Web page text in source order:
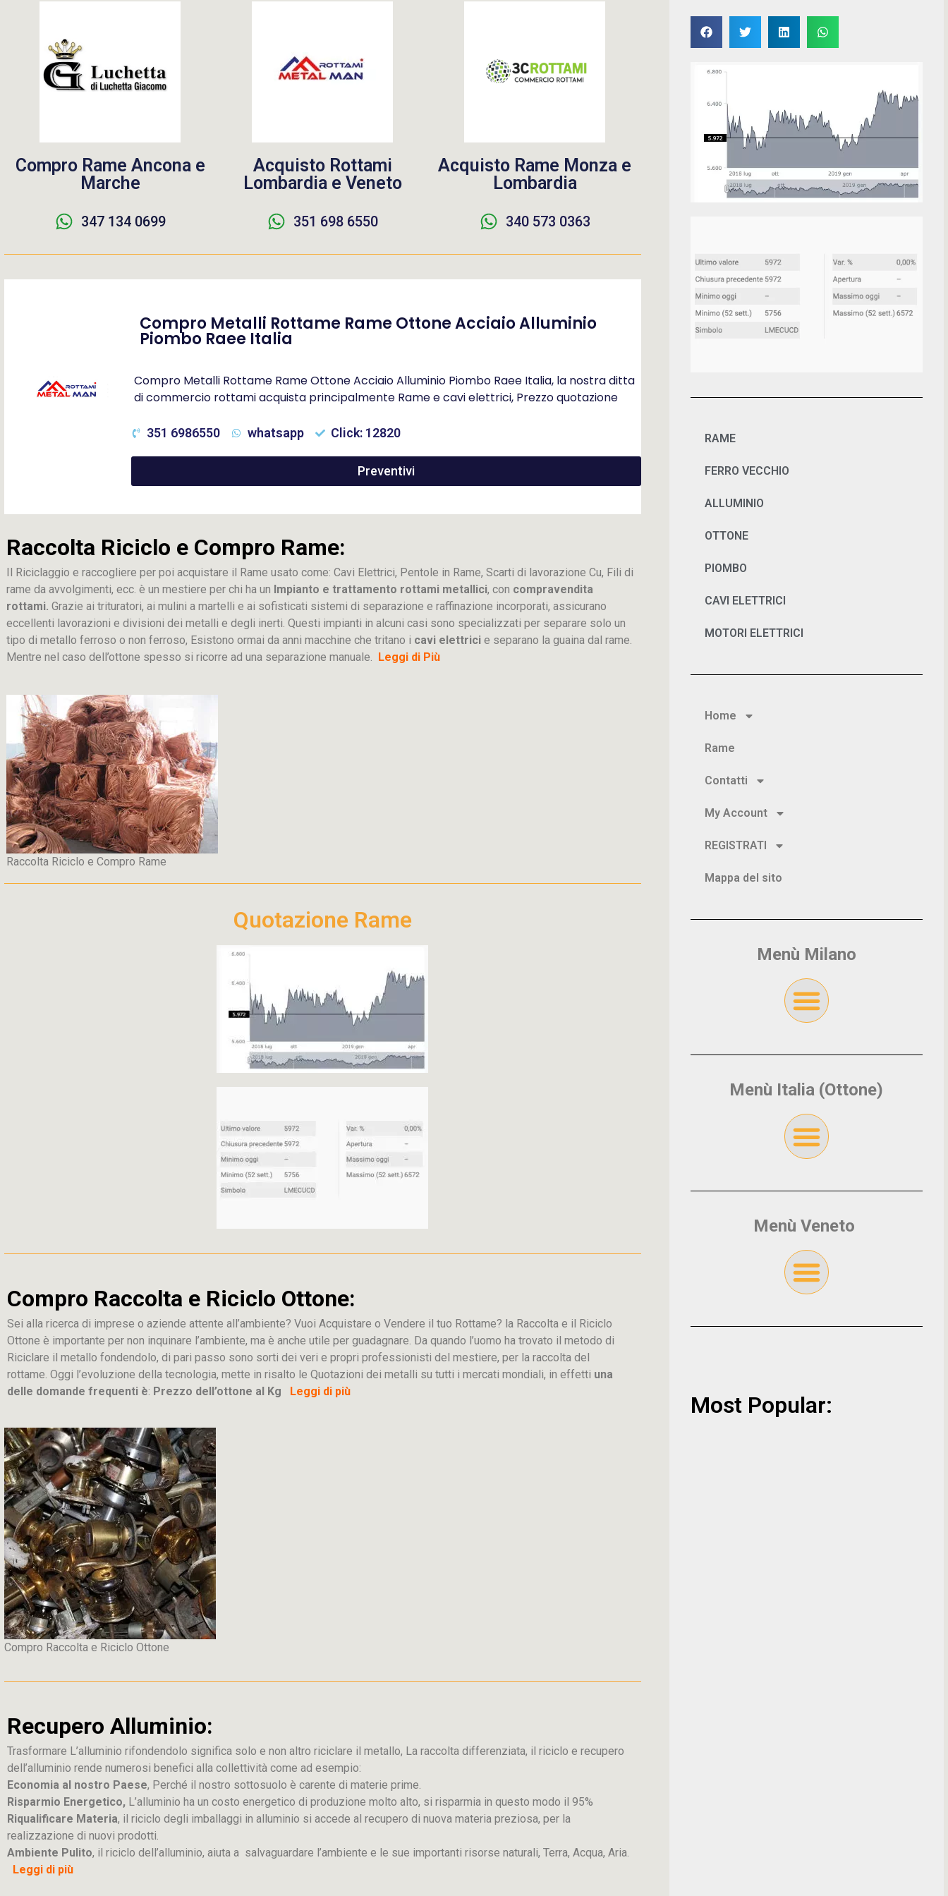
Compro Rame Ancona e
Marche
347 134 0699
Acquisto Rottami
Lombardia e Veneto
351 698 6550
Acquisto Rame Monza e
Lombardia
340 573 0363
Compro Metalli Rottame Rame Ottone Acciaio Alluminio
Piombo Raee Italia
Compro Metalli Rottame Rame Ottone Acciaio Alluminio Piombo Raee Italia, la nostra ditta
di commercio rottami acquista principalmente Rame e cavi elettrici, Prezzo quotazione
351 6986550 whatsapp Click: 12820
Preventivi
Raccolta Riciclo e Compro Rame:
Il Riciclaggio e raccogliere per poi acquistare il Rame usato come: Cavi Elettrici, Pentole in Rame, Scarti di lavorazione Cu, Fili di
rame da avvolgimenti, ecc. è un mestiere per chi ha un Impianto e trattamento rottami metallici, con compravendita
rottami. Grazie ai trituratori, ai mulini a martelli e ai sofisticati sistemi di separazione e raffinazione incorporati, assicurano
eccellenti lavorazioni e divisioni dei metalli e degli inerti. Questi impianti in alcuni casi sono specializzati per separare solo un
tipo di metallo ferroso o non ferroso, Esistono ormai da anni macchine che tritano i cavi elettrici e separano la guaina dal rame.
Mentre nel caso dell’ottone spesso si ricorre ad una separazione manuale.
Leggi di Più
Raccolta Riciclo e Compro Rame
Quotazione Rame
Compro Raccolta e Riciclo Ottone:
Sei alla ricerca di imprese o aziende attente all’ambiente? Vuoi Acquistare o Vendere il tuo Rottame? la Raccolta e il Riciclo
Ottone è importante per non inquinare l’ambiente, ma è anche utile per guadagnare. Da quando l’uomo ha trovato il metodo di
Riciclare il metallo fondendolo, di pari passo sono sorti dei veri e propri professionisti del mestiere, per la raccolta del
rottame. Oggi l’evoluzione della tecnologia, mette in risalto le Quotazioni dei metalli su tutti i mercati mondiali, in effetti una
delle domande frequenti è: Prezzo dell’ottone al Kg Leggi di più
Compro Raccolta e Riciclo Ottone
Recupero Alluminio:
Trasformare L’alluminio rifondendolo significa solo e non altro riciclare il metallo, La raccolta differenziata, il riciclo e recupero
dell’alluminio rende numerosi benefici alla collettività come ad esempio:
Economia al nostro Paese, Perché il nostro sottosuolo è carente di materie prime.
Risparmio Energetico, L’alluminio ha un costo energetico di produzione molto alto, si risparmia in questo modo il 95%
Riqualificare Materia, il riciclo degli imballaggi in alluminio si accede al recupero di nuova materia preziosa, per la
realizzazione di nuovi prodotti.
Ambiente Pulito, il riciclo dell’alluminio, aiuta a salvaguardare l’ambiente e le sue importanti risorse naturali, Terra, Acqua, Aria.
Leggi di più
RAME
FERRO VECCHIO
ALLUMINIO
OTTONE
PIOMBO
CAVI ELETTRICI
MOTORI ELETTRICI
Home
Rame
Contatti
My Account
REGISTRATI
Mappa del sito
Menù Milano
Menù Italia (Ottone)
Menù Veneto
Most Popular: